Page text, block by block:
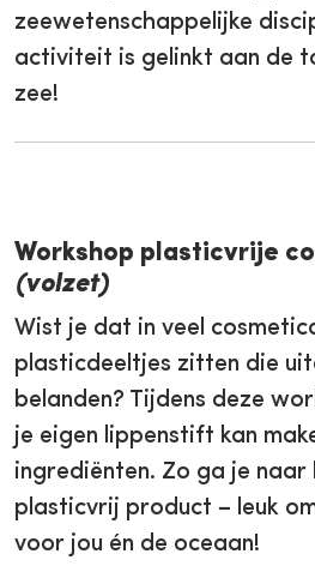
zeewetenschappelijke
activiteit is gelinkt aan de
zee!
Workshop plasticvrije
(volzet)
Wist je dat in veel
plasticdeeltjes zitten die
belanden? Tijdens deze
je eigen lippenstift kan
ingrediënten. Zo ga je naar
plasticvrij product – leuk
voor jou én de oceaan!